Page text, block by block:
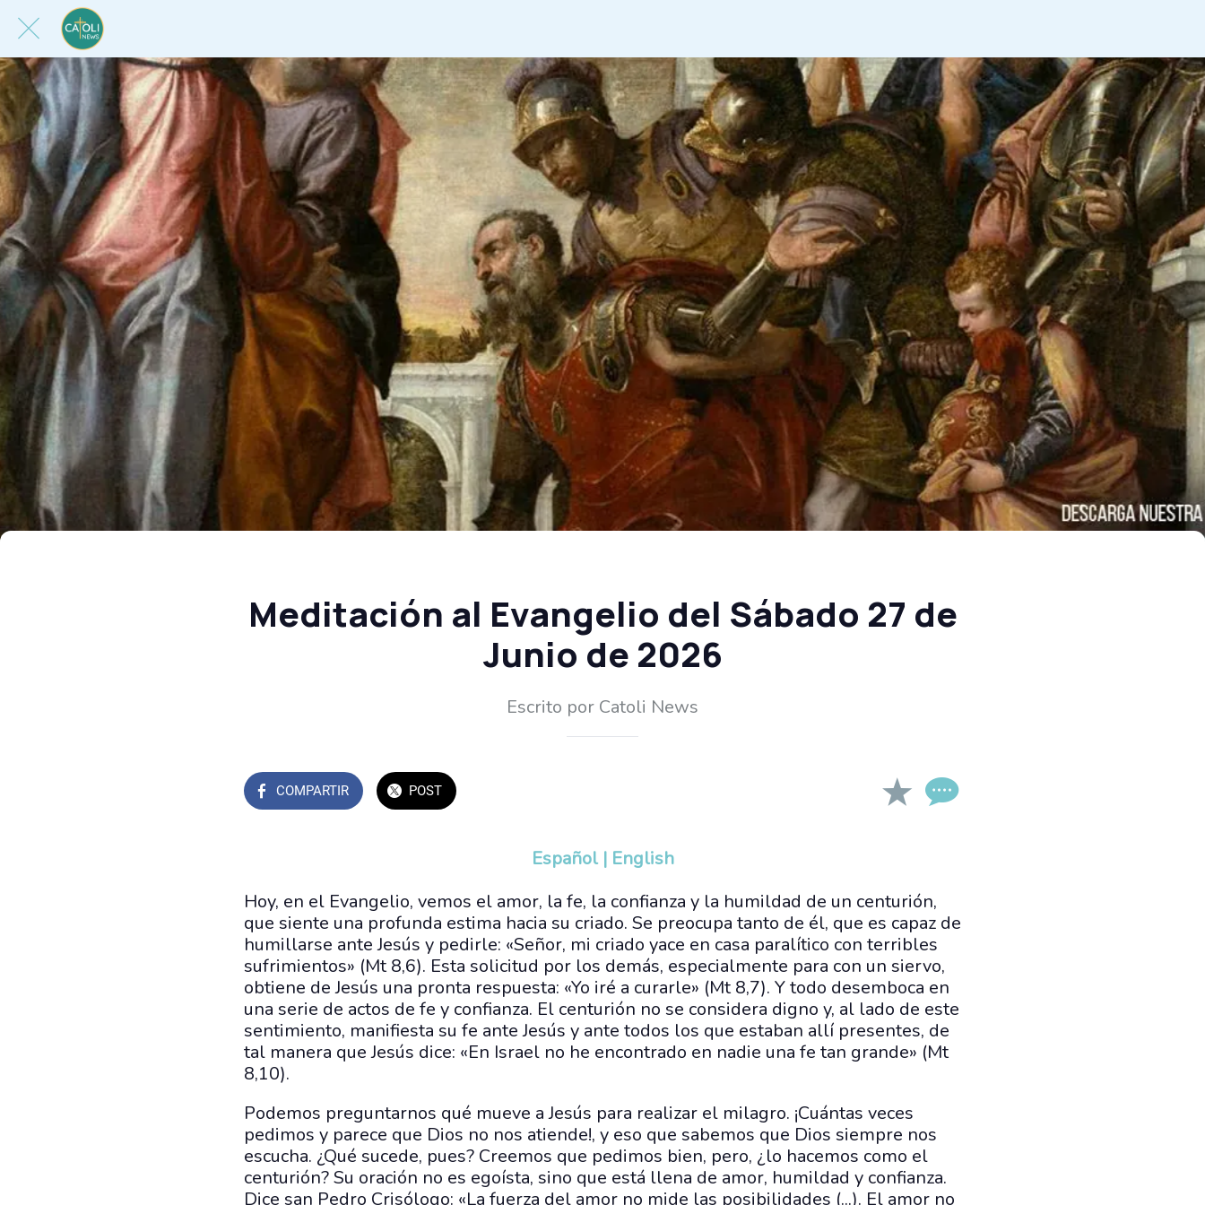
Meditación al Evangelio del Sábado 27 de
Junio de 2026
Escrito por Catoli News
COMPARTIR POST
Español | English
Hoy, en el Evangelio, vemos el amor, la fe, la confianza y la humildad de un centurión,
que siente una profunda estima hacia su criado. Se preocupa tanto de él, que es capaz de
humillarse ante Jesús y pedirle: «Señor, mi criado yace en casa paralítico con terribles
sufrimientos» (Mt 8,6). Esta solicitud por los demás, especialmente para con un siervo,
obtiene de Jesús una pronta respuesta: «Yo iré a curarle» (Mt 8,7). Y todo desemboca en
una serie de actos de fe y confianza. El centurión no se considera digno y, al lado de este
sentimiento, manifiesta su fe ante Jesús y ante todos los que estaban allí presentes, de
tal manera que Jesús dice: «En Israel no he encontrado en nadie una fe tan grande» (Mt
8,10).
Podemos preguntarnos qué mueve a Jesús para realizar el milagro. ¡Cuántas veces
pedimos y parece que Dios no nos atiende!, y eso que sabemos que Dios siempre nos
escucha. ¿Qué sucede, pues? Creemos que pedimos bien, pero, ¿lo hacemos como el
centurión? Su oración no es egoísta, sino que está llena de amor, humildad y confianza.
Dice san Pedro Crisólogo: «La fuerza del amor no mide las posibilidades (...). El amor no